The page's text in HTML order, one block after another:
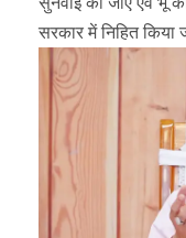
सरकार में निहित किया